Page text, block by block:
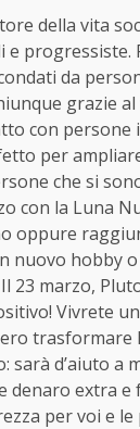
della vita
da
grazie al
con
per
che si
con la Luna
oppure
nuovo hobby
23 marzo,
Vivrete
trasformare
sarà d’aiuto
extra
per voi e